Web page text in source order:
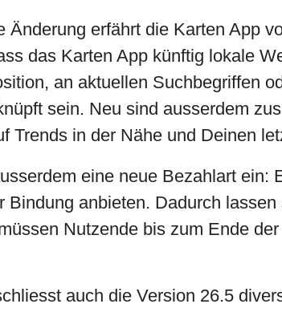
Änderung erfährt die Karten App
das Karten App künftig lokale
an aktuellen Suchbegriffen
sein. Neu sind ausserdem
Trends in der Nähe und Deinen
eine neue Bezahlart
Bindung anbieten. Dadurch
Nutzende bis zum Ende
auch die Version 26.5